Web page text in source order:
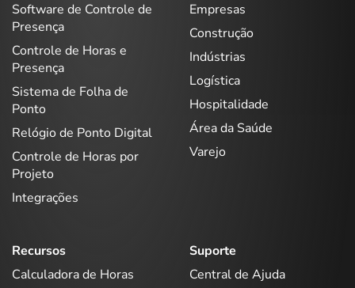
Software de Controle de
Presença
Controle de Horas e
Presença
Sistema de Folha de
Ponto
Relógio de Ponto Digital
Controle de Horas por
Projeto
Integrações
Empresas
Construção
Indústrias
Logística
Hospitalidade
Área da Saúde
Varejo
Recursos
Calculadora de Horas
Suporte
Central de Ajuda